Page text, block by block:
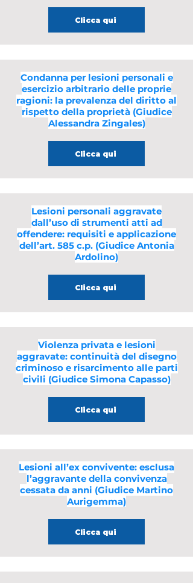
Clicca qui
Condanna per lesioni personali e
esercizio arbitrario delle proprie
ragioni: la prevalenza del diritto al
rispetto della proprietà (Giudice
Alessandra Zingales)
Clicca qui
Lesioni personali aggravate
dall’uso di strumenti atti ad
offendere: requisiti e applicazione
dell’art. 585 c.p. (Giudice Antonia
Ardolino)
Clicca qui
Violenza privata e lesioni
aggravate: continuità del disegno
criminoso e risarcimento alle parti
civili (Giudice Simona Capasso)
Clicca qui
Lesioni all’ex convivente: esclusa
l’aggravante della convivenza
cessata da anni (Giudice Martino
Aurigemma)
Clicca qui